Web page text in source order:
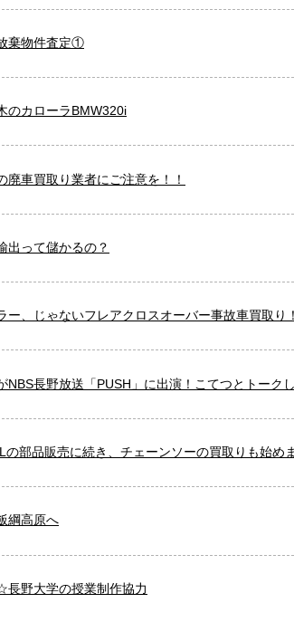
棄物件査定①
のカローラBMW320i
廃車買取り業者にご注意を！！
出って儲かるの？
ー、じゃないフレアクロスオーバー事故車買取り
NBS長野放送「PUSH」に出演！こてつとトーク
の部品販売に続き、チェーンソーの買取りも始め
綱高原へ
長野大学の授業制作協力